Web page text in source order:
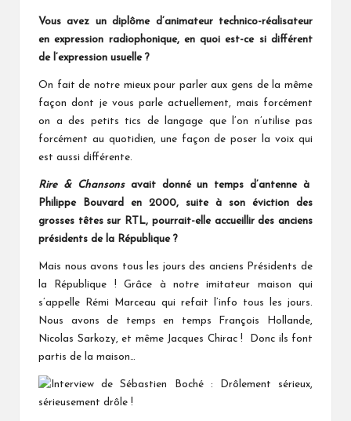
Vous avez un diplôme d’animateur technico-réalisateur
en expression radiophonique, en quoi est-ce si différent
de l’expression usuelle ?
On fait de notre mieux pour parler aux gens de la même
façon dont je vous parle actuellement, mais forcément
on a des petits tics de langage que l’on n’utilise pas
forcément au quotidien, une façon de poser la voix qui
est aussi différente.
Rire & Chansonsavait donné un temps d’antenne à
Philippe Bouvard en 2000, suite à son éviction des
grosses têtes sur RTL, pourrait-elle accueillir des anciens
présidents de la République ?
Mais nous avons tous les jours des anciens Présidents de
la République ! Grâce à notre imitateur maison qui
s’appelle Rémi Marceau qui refait l’info tous les jours.
Nous avons de temps en temps François Hollande,
Nicolas Sarkozy, et même Jacques Chirac ! Donc ils font
partis de la maison…